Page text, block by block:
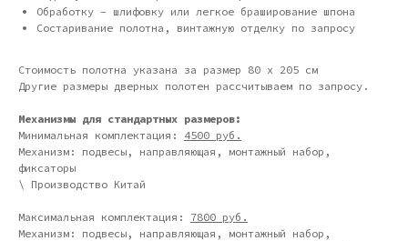
Обработку - шлифовку или легкое браширование шпона
Состаривание полотна, винтажную отделку по запросу
Стоимость полотна указана за размер 80 х 205 см
Другие размеры дверных полотен рассчитываем по запросу.
Механизмы для стандартных размеров:
Минимальная комплектация: 4500 руб.
Механизм: подвесы, направляющая, монтажный набор,
фиксаторы
\ Производство Китай
Максимальная комплектация: 7800 руб.
Механизм: подвесы, направляющая, монтажный набор,